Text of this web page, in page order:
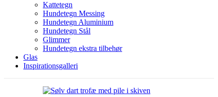
Kattetegn
Hundetegn Messing
Hundetegn Aluminium
Hundetegn Stål
Glimmer
Hundetegn ekstra tilbehør
Glas
Inspirationsgalleri